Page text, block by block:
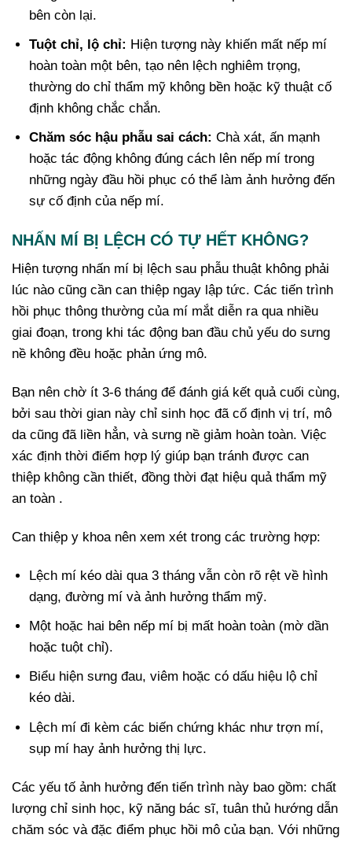
bên còn lại.
Tuột chỉ, lộ chỉ: Hiện tượng này khiến mất nếp mí
hoàn toàn một bên, tạo nên lệch nghiêm trọng,
thường do chỉ thẩm mỹ không bền hoặc kỹ thuật cố
định không chắc chắn.
Chăm sóc hậu phẫu sai cách: Chà xát, ấn mạnh
hoặc tác động không đúng cách lên nếp mí trong
những ngày đầu hồi phục có thể làm ảnh hưởng đến
sự cố định của nếp mí.
NHẤN MÍ BỊ LỆCH CÓ TỰ HẾT KHÔNG?
Hiện tượng nhấn mí bị lệch sau phẫu thuật không phải
lúc nào cũng cần can thiệp ngay lập tức. Các tiến trình
hồi phục thông thường của mí mắt diễn ra qua nhiều
giai đoạn, trong khi tác động ban đầu chủ yếu do sưng
nề không đều hoặc phản ứng mô.
Bạn nên chờ ít 3-6 tháng để đánh giá kết quả cuối cùng,
bởi sau thời gian này chỉ sinh học đã cố định vị trí, mô
da cũng đã liền hẳn, và sưng nề giảm hoàn toàn. Việc
xác định thời điểm hợp lý giúp bạn tránh được can
thiệp không cần thiết, đồng thời đạt hiệu quả thẩm mỹ
an toàn .
Can thiệp y khoa nên xem xét trong các trường hợp:
Lệch mí kéo dài qua 3 tháng vẫn còn rõ rệt về hình
dạng, đường mí và ảnh hưởng thẩm mỹ.
Một hoặc hai bên nếp mí bị mất hoàn toàn (mờ dần
hoặc tuột chỉ).
Biểu hiện sưng đau, viêm hoặc có dấu hiệu lộ chỉ
kéo dài.
Lệch mí đi kèm các biến chứng khác như trợn mí,
sụp mí hay ảnh hưởng thị lực.
Các yếu tố ảnh hưởng đến tiến trình này bao gồm: chất
lượng chỉ sinh học, kỹ năng bác sĩ, tuân thủ hướng dẫn
chăm sóc và đặc điểm phục hồi mô của bạn. Với những